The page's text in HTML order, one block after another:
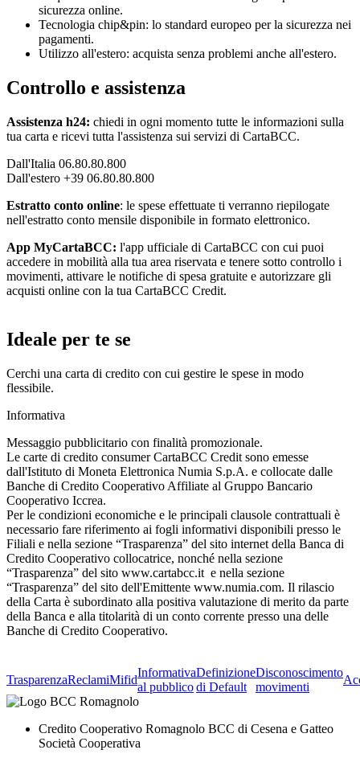
sicurezza online.
Tecnologia chip&pin: lo standard europeo per la sicurezza nei
pagamenti.
Utilizzo all'estero: acquista senza problemi anche all'estero.
Controllo e assistenza
Assistenza h24: chiedi in ogni momento tutte le informazioni sulla
tua carta e ricevi tutta l'assistenza sui servizi di CartaBCC.
Dall'Italia 06.80.80.800
Dall'estero +39 06.80.80.800
Estratto conto online: le spese effettuate ti verranno riepilogate
nell'estratto conto mensile disponibile in formato elettronico.
App MyCartaBCC: l'app ufficiale di CartaBCC con cui puoi
accedere in mobilità alla tua area riservata e tenere sotto controllo i
movimenti, attivare le notifiche di spesa gratuite e autorizzare gli
acquisti online con la tua CartaBCC Credit.
Ideale per te se
Cerchi una carta di credito con cui gestire le spese in modo
flessibile.
Informativa
Messaggio pubblicitario con finalità promozionale.
Le carte di credito consumer CartaBCC Credit sono emesse
dall'Istituto di Moneta Elettronica Numia S.p.A. e collocate dalle
Banche di Credito Cooperativo Affiliate al Gruppo Bancario
Cooperativo Iccrea.
Per le condizioni economiche e le principali clausole contrattuali è
necessario fare riferimento ai fogli informativi disponibili presso le
Filiali e nella sezione “Trasparenza” del sito internet della Banca di
Credito Cooperativo collocatrice, nonché nella sezione
“Trasparenza” del sito www.cartabcc.it e nella sezione
“Trasparenza” del sito dell'Emittente www.numia.com. Il rilascio
della Carta è subordinato alla positiva valutazione di merito da parte
della Banca e alla titolarità di un conto corrente presso una delle
Banche di Credito Cooperativo.
TrasparenzaReclamiMifid
Informativa
al pubblico
Definizione
di Default
Disconoscimento
movimenti
Credito Cooperativo Romagnolo BCC di Cesena e Gatteo
Società Cooperativa